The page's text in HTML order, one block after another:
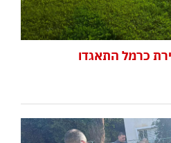
כרמל התאגדו